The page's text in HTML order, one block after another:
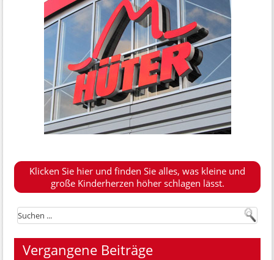
Klicken Sie hier und finden Sie alles, was kleine und
große Kinderherzen höher schlagen lässt.
Vergangene Beiträge